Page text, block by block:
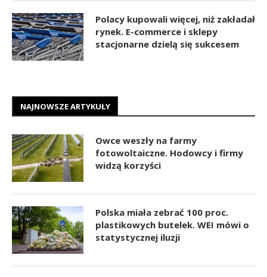
Polacy kupowali więcej, niż zakładał
rynek. E-commerce i sklepy
stacjonarne dzielą się sukcesem
NAJNOWSZE ARTYKUŁY
Owce weszły na farmy
fotowoltaiczne. Hodowcy i firmy
widzą korzyści
Polska miała zebrać 100 proc.
plastikowych butelek. WEI mówi o
statystycznej iluzji